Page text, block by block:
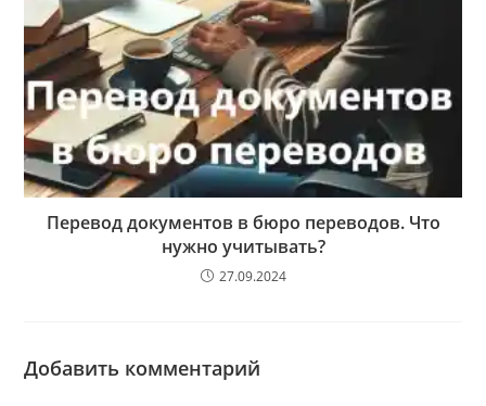
Перевод документов в бюро переводов. Что
нужно учитывать?
27.09.2024
Добавить комментарий